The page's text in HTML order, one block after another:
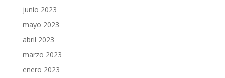
junio 2023
mayo 2023
abril 2023
marzo 2023
enero 2023